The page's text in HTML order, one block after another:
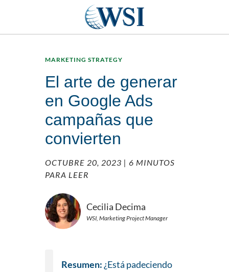
MARKETING STRATEGY
El arte de generar
en Google Ads
campañas que
convierten
OCTUBRE 20, 2023 | 6 MINUTOS
PARA LEER
Cecilia Decima
WSI, Marketing Project Manager
Resumen: ¿Está padeciendo